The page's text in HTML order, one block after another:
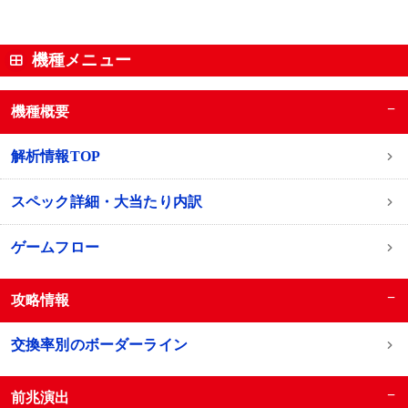
機種メニュー
機種概要 −
解析情報TOP
スペック詳細・大当たり内訳
ゲームフロー
攻略情報 −
交換率別のボーダーライン
前兆演出 −